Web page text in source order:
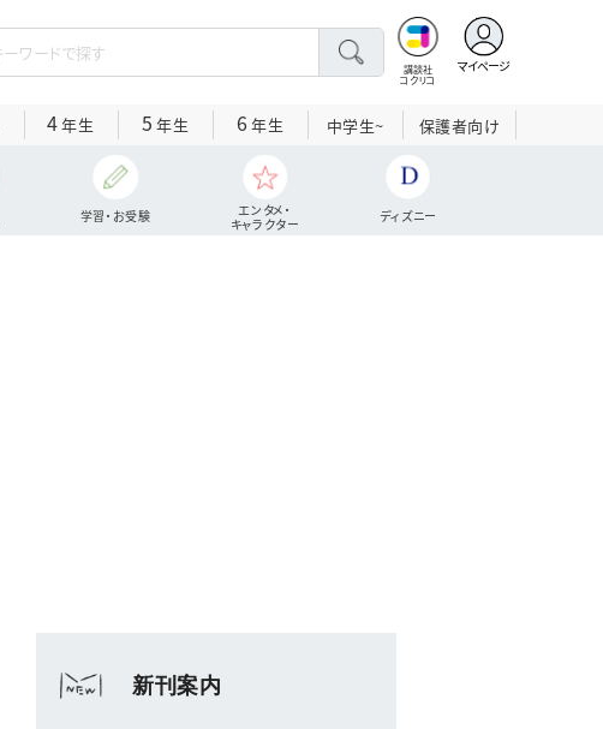
講談社
コクリコ
マイページ
4年生 5 年生 6 年生 中学生~ 保護者向け
学習・お受験
エンタメ・
キャラクター
ディズニー
新刊案内